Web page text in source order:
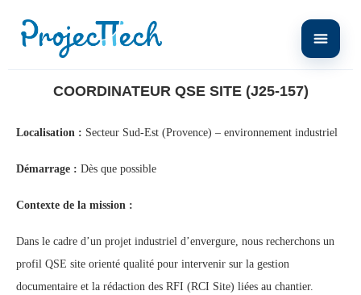
COORDINATEUR QSE SITE (J25-157)
Localisation : Secteur Sud-Est (Provence) – environnement industriel
Démarrage : Dès que possible
Contexte de la mission :
Dans le cadre d’un projet industriel d’envergure, nous recherchons un
profil QSE site orienté qualité pour intervenir sur la gestion
documentaire et la rédaction des RFI (RCI Site) liées au chantier.